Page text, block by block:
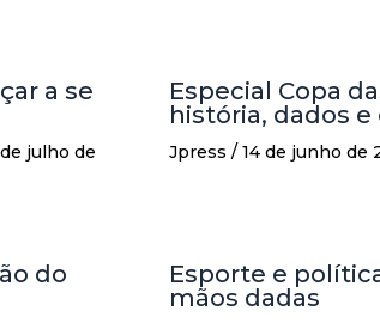
a se
julho de
Especial Copa
história, dados
Jpress / 14 de junho de
do
Esporte e
mãos dadas